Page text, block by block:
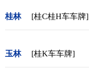
桂林 [桂C桂H车车牌]
玉林 [桂K车车牌]